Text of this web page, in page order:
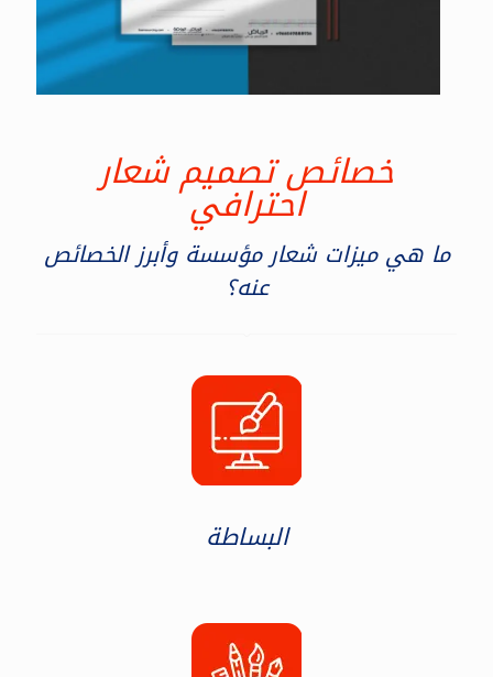
خصائص تصميم شعار
احترافي
ما هي ميزات شعار مؤسسة وأبرز الخصائص
عنه؟
البساطة